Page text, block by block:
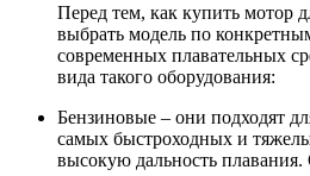
Перед тем, как купить мотор
выбрать модель по
современных плавательных
вида такого оборудования:
Бензиновые – они подходят
самых быстроходных и
высокую дальность плавания.